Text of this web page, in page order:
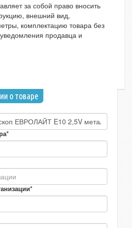
за собой право вносить
внешний вид,
комплектацию товара без
продавца и
о товаре